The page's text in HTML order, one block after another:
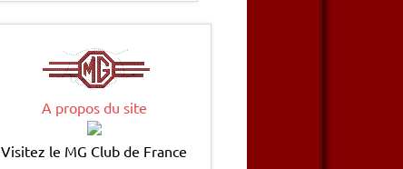
A propos du site
Visitez le MG Club de France